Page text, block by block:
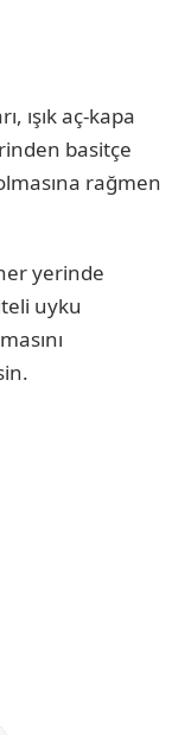
ışık aç-kapa
basitçe
rağmen
yerinde
uyku